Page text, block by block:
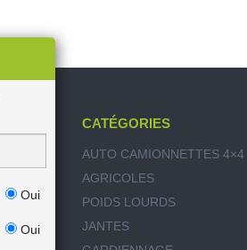
Oui
Oui
CATÉGORIES
AUTO CAMIONNETTES 4×4
AGRICOLES
POIDS LOURDS
JANTES